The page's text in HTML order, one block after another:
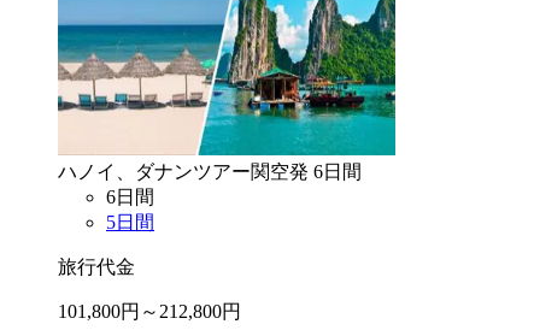
ハノイ、ダナンツアー関空発 6日間
6日間
5日間
旅行代金
101,800円～ 212,800円